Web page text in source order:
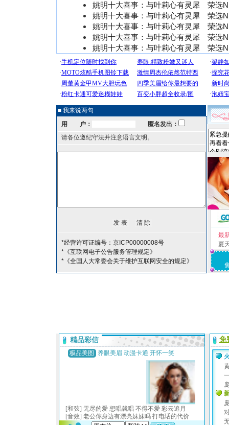
姚明十大喜事：与叶莉心有灵犀 荣选
姚明十大喜事：与叶莉心有灵犀 荣选
姚明十大喜事：与叶莉心有灵犀 荣选
姚明十大喜事：与叶莉心有灵犀 荣选
姚明十大喜事：与叶莉心有灵犀 荣选
■ 我来说两句
用 户：
匿名发出：
请各位遵纪守法并注意语言文明。
*经营许可证编号：京ICP00000008号
*《互联网电子公告服务管理规定》
*《全国人大常委会关于维护互联网安全的规定》
最
夏